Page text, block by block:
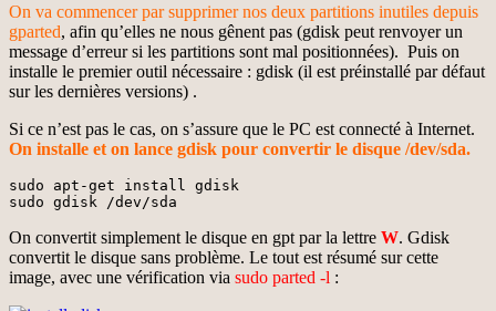
On va commencer par supprimer nos deux partitions inutiles depuis
gparted, afin qu’elles ne nous gênent pas (gdisk peut renvoyer un
message d’erreur si les partitions sont mal positionnées). Puis on
installe le premier outil nécessaire : gdisk (il est préinstallé par défaut
sur les dernières versions) .
Si ce n’est pas le cas, on s’assure que le PC est connecté à Internet.
On installe et on lance gdisk pour convertir le disque /dev/sda.
sudo apt-get install gdisk
sudo gdisk /dev/sda
On convertit simplement le disque en gpt par la lettre W. Gdisk
convertit le disque sans problème. Le tout est résumé sur cette
image, avec une vérification via sudo parted -l :